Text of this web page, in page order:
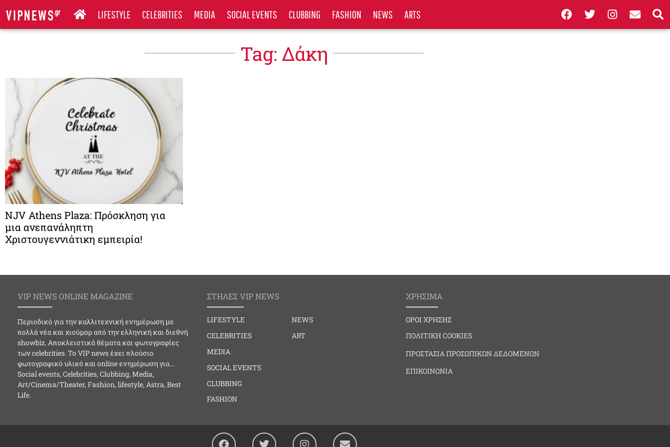
LIFESTYLE CELEBRITIES MEDIA SOCIAL EVENTS CLUBBING FASHION NEWS ARTS
Tag: Δάκη
NJV Athens Plaza: Πρόσκληση για
μια ανεπανάληπτη
Χριστουγεννιάτικη εμπειρία!
VIP NEWS ONLINE MAGAZINE
Περιοδικό για την καλλιτεχνική ενημέρωση με
πολλά νέα και χιούμορ από την ελληνική και διεθνή
showbiz. Αποκλειστικά θέματα και φωτογραφίες
των celebrities. Το VIP news έχει πλούσιο
φωτογραφικό υλικό και online ενημέρωση για…
Social events, Celebrities, Clubbing, Media,
Art/Cinema/Theater, Fashion, lifestyle, Astra, Best
Life.
ΣΤΗΛΕΣ VIP NEWS
LIFESTYLE
CELEBRITIES
MEDIA
SOCIAL EVENTS
CLUBBING
FASHION
NEWS
ART
ΧΡΗΣΙΜΑ
ΟΡΟΙ ΧΡΗΣΗΣ
ΠΟΛΙΤΙΚΗ COOKIES
ΠΡΟΣΤΑΣΙΑ ΠΡΟΣΩΠΙΚΩΝ ΔΕΔΟΜΕΝΩΝ
ΕΠΙΚΟΙΝΩΝΙΑ